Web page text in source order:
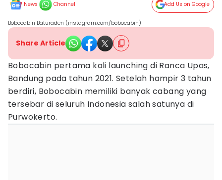
News Channel Add Us on Google
Bobocabin Baturaden (instagram.com/bobocabin)
Share Article
Bobocabin pertama kali launching di Ranca Upas,
Bandung pada tahun 2021. Setelah hampir 3 tahun
berdiri, Bobocabin memiliki banyak cabang yang
tersebar di seluruh Indonesia salah satunya di
Purwokerto.